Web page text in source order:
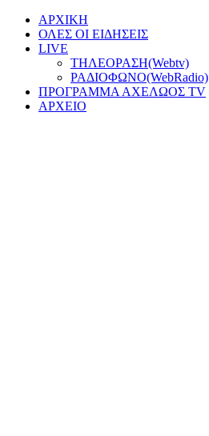
ΑΡΧΙΚΗ
ΟΛΕΣ ΟΙ ΕΙΔΗΣΕΙΣ
LIVE
ΤΗΛΕΟΡΑΣΗ(Webtv)
ΡΑΔΙΟΦΩΝΟ(WebRadio)
ΠΡΟΓΡΑΜΜΑ ΑΧΕΛΩΟΣ TV
ΑΡΧΕΙΟ